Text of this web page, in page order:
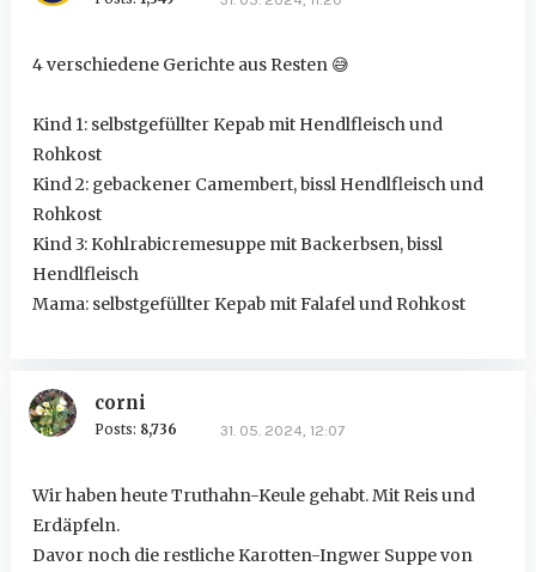
4 verschiedene Gerichte aus Resten 😅
Kind 1: selbstgefüllter Kepab mit Hendlfleisch und
Rohkost
Kind 2: gebackener Camembert, bissl Hendlfleisch und
Rohkost
Kind 3: Kohlrabicremesuppe mit Backerbsen, bissl
Hendlfleisch
Mama: selbstgefüllter Kepab mit Falafel und Rohkost
corni
Posts: 8,736 31. 05. 2024, 12:07
Wir haben heute Truthahn-Keule gehabt. Mit Reis und
Erdäpfeln.
Davor noch die restliche Karotten-Ingwer Suppe von